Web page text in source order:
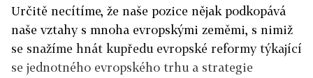
Určitě necítíme, že naše pozice nějak podkopává
naše vztahy s mnoha evropskými zeměmi, s nimiž
se snažíme hnát kupředu evropské reformy týkající
se jednotného evropského trhu a strategie